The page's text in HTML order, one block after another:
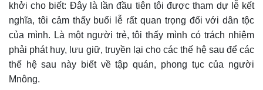
khởi cho biết: Đây là lần đầu tiên tôi được tham dự lễ kết
nghĩa, tôi cảm thấy buổi lễ rất quan trọng đối với dân tộc
của mình. Là một người trẻ, tôi thấy mình có trách nhiệm
phải phát huy, lưu giữ, truyền lại cho các thế hệ sau để các
thế hệ sau này biết về tập quán, phong tục của người
Mnông.